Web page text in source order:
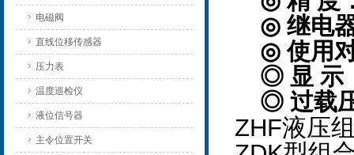
电磁阀
直线位移传感器
压力表
温度巡检仪
液位信号器
主令位置开关
◎ 继电器
◎ 使用对
◎ 显 示
◎ 过载压
ZHF液压